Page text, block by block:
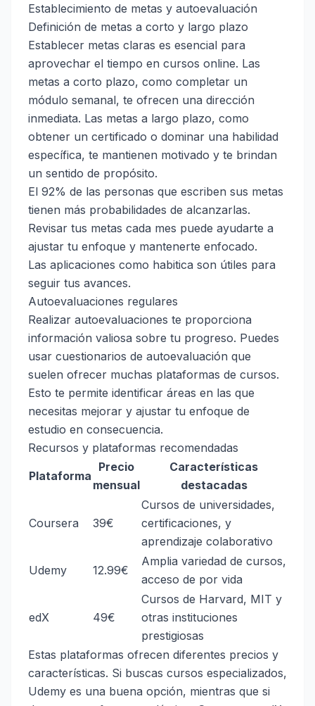
Establecimiento de metas y autoevaluación
Definición de metas a corto y largo plazo
Establecer metas claras es esencial para
aprovechar el tiempo en cursos online. Las
metas a corto plazo, como completar un
módulo semanal, te ofrecen una dirección
inmediata. Las metas a largo plazo, como
obtener un certificado o dominar una habilidad
específica, te mantienen motivado y te brindan
un sentido de propósito.
El 92% de las personas que escriben sus metas
tienen más probabilidades de alcanzarlas.
Revisar tus metas cada mes puede ayudarte a
ajustar tu enfoque y mantenerte enfocado.
Las aplicaciones como habitica son útiles para
seguir tus avances.
Autoevaluaciones regulares
Realizar autoevaluaciones te proporciona
información valiosa sobre tu progreso. Puedes
usar cuestionarios de autoevaluación que
suelen ofrecer muchas plataformas de cursos.
Esto te permite identificar áreas en las que
necesitas mejorar y ajustar tu enfoque de
estudio en consecuencia.
Recursos y plataformas recomendadas
Plataforma
Precio
mensual
Características
destacadas
Coursera 39€
Cursos de universidades,
certificaciones, y
aprendizaje colaborativo
Udemy 12.99€
Amplia variedad de cursos,
acceso de por vida
edX 49€
Cursos de Harvard, MIT y
otras instituciones
prestigiosas
Estas plataformas ofrecen diferentes precios y
características. Si buscas cursos especializados,
Udemy es una buena opción, mientras que si